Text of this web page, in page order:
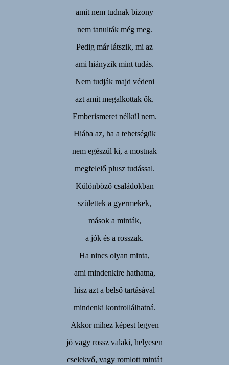
amit nem tudnak bizony
nem tanulták még meg.
Pedig már látszik, mi az
ami hiányzik mint tudás.
Nem tudják majd védeni
azt amit megalkottak ők.
Emberismeret nélkül nem.
Hiába az, ha a tehetségük
nem egészül ki, a mostnak
megfelelő plusz tudással.
Különböző családokban
születtek a gyermekek,
mások a minták,
a jók és a rosszak.
Ha nincs olyan minta,
ami mindenkire hathatna,
hisz azt a belső tartásával
mindenki kontrollálhatná.
Akkor mihez képest legyen
jó vagy rossz valaki, helyesen
cselekvő, vagy romlott mintát